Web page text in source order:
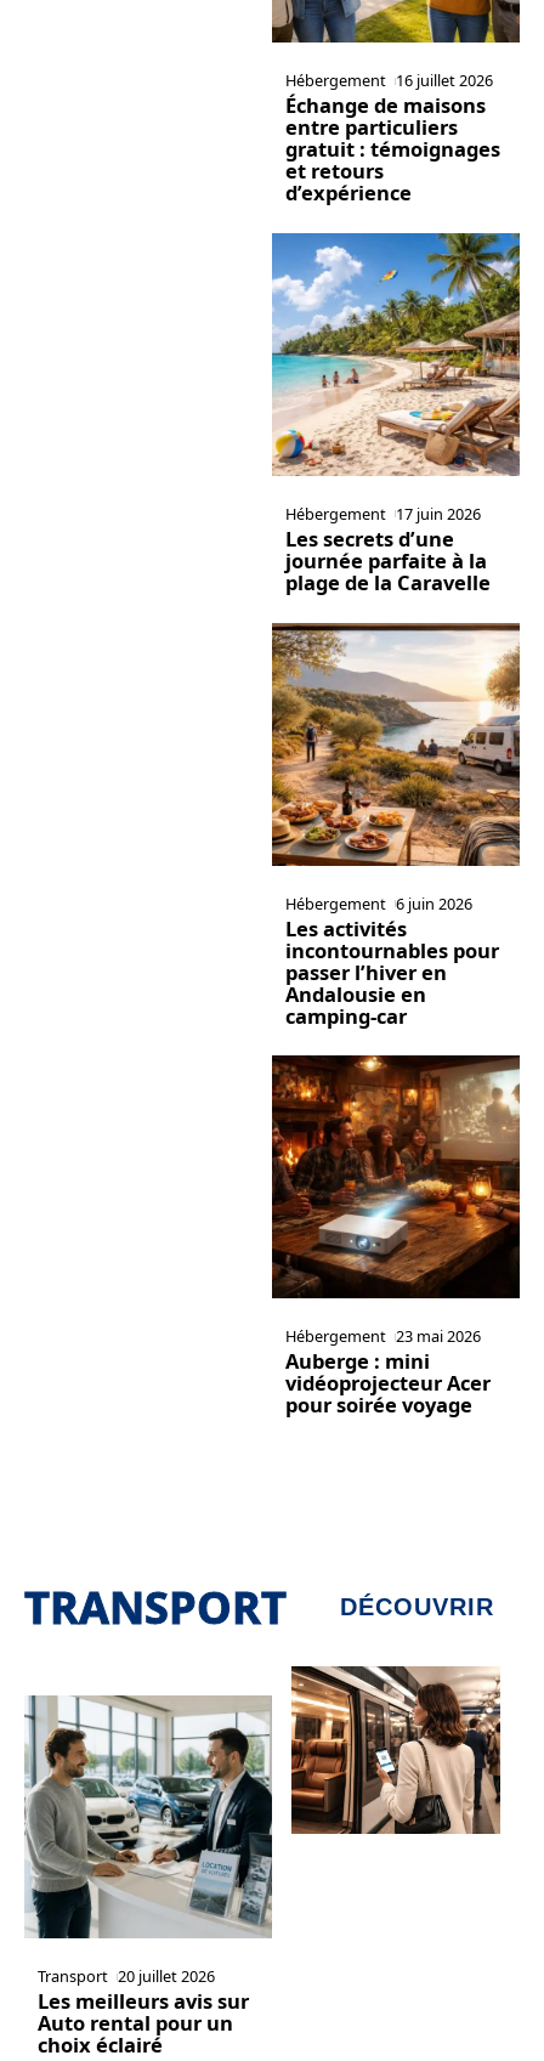
Hébergement 16 juillet 2026
Échange de maisons
entre particuliers
gratuit : témoignages
et retours
d’expérience
Hébergement 17 juin 2026
Les secrets d’une
journée parfaite à la
plage de la Caravelle
Hébergement 6 juin 2026
Les activités
incontournables pour
passer l’hiver en
Andalousie en
camping-car
Hébergement 23 mai 2026
Auberge : mini
vidéoprojecteur Acer
pour soirée voyage
TRANSPORT DÉCOUVRIR
Transport 20 juillet 2026
Les meilleurs avis sur
Auto rental pour un
choix éclairé